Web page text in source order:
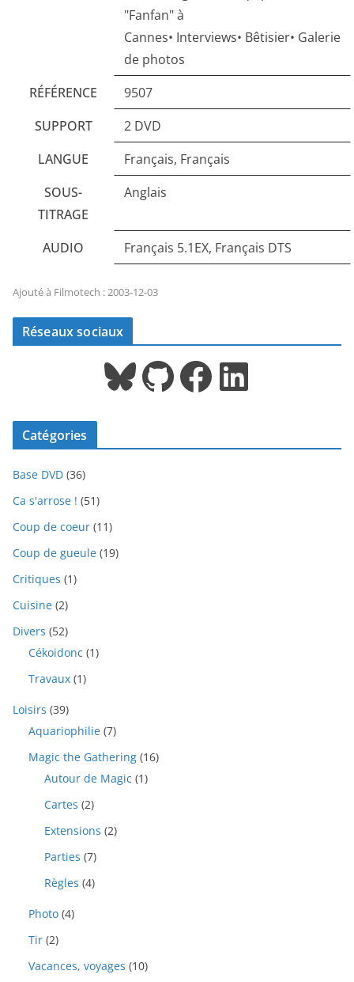
"Fanfan" à
Cannes• Interviews• Bêtisier• Galerie
de photos
RÉFÉRENCE
9507
SUPPORT
2 DVD
LANGUE
Français, Français
SOUS-
TITRAGE
Anglais
AUDIO Français 5.1EX, Français DTS
Ajouté à Filmotech : 2003-12-03
Réseaux sociaux
Bluesky GitHub Facebook LinkedIn
Catégories
Base DVD (36)
Ca s'arrose ! (51)
Coup de coeur (11)
Coup de gueule (19)
Critiques (1)
Cuisine (2)
Divers (52)
Cékoidonc (1)
Travaux (1)
Loisirs (39)
Aquariophilie (7)
Magic the Gathering (16)
Autour de Magic (1)
Cartes (2)
Extensions (2)
Parties (7)
Règles (4)
Photo (4)
Tir (2)
Vacances, voyages (10)